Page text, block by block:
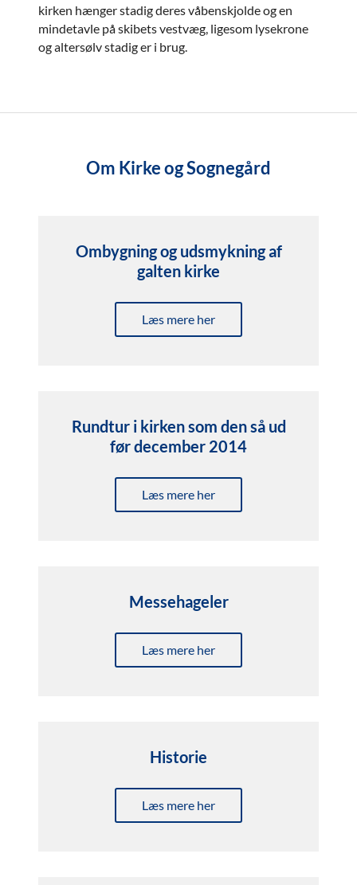
kirken hænger stadig deres våbenskjolde og en
mindetavle på skibets vestvæg, ligesom lysekrone
og altersølv stadig er i brug.
Om Kirke og Sognegård
Ombygning og udsmykning af
galten kirke
Læs mere her
Rundtur i kirken som den så ud
før december 2014
Læs mere her
Messehageler
Læs mere her
Historie
Læs mere her